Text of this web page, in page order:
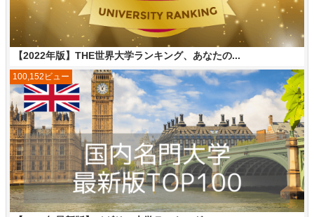
【2022年版】THE世界大学ランキング、あなたの...
100,152ビュー